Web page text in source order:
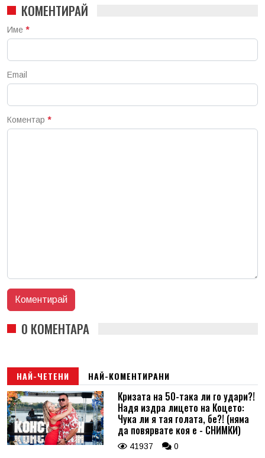
КОМЕНТИРАЙ
Име *
Email
Коментар *
0 КОМЕНТАРА
НАЙ-ЧЕТЕНИ НАЙ-КОМЕНТИРАНИ
Кризата на 50-така ли го удари?!
Надя издра лицето на Коцето:
Чука ли я тая голата, бе?! (няма
да повярвате коя е - СНИМКИ)
41937 0